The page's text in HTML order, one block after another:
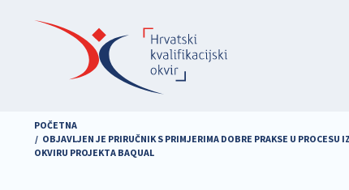
POČETNA
OBJAVLJEN JE PRIRUČNIK S PRIMJERIMA DOBRE PRAKSE U
OKVIRU PROJEKTA BAQUAL